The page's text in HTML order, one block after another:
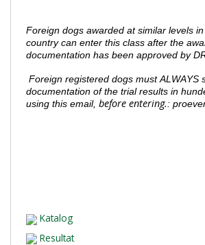
Foreign dogs awarded at similar levels
country can enter this class after the
documentation has been approved by
Foreign registered dogs must ALWAYS
documentation of the trial results in
usingthis email, before entering.:
Katalog
Resultat